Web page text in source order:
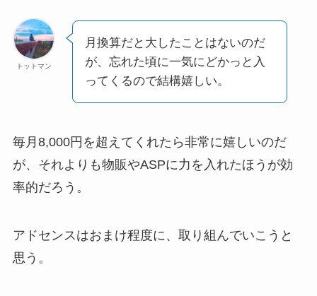
トットマン
月換算だと大したことはないのだ
が、忘れた頃に一気にどかっと入
ってくるので結構嬉しい。
毎月8,000円を超えてくれたら非常に嬉しいのだ
が、それよりも物販やASPに力を入れたほうが効
率的だろう。
アドセンスはおまけ程度に、取り組んでいこうと
思う。